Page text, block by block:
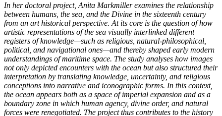
In her doctoral project, Anita Markmiller examines the relationship
between humans, the sea, and the Divine in the sixteenth century
from an art historical perspective. At its core is the question of how
artistic representations of the sea visually interlinked different
registers of knowledge—such as religious, natural-philosophical,
political, and navigational ones—and thereby shaped early modern
understandings of maritime space. The study analyses how images
not only depicted encounters with the ocean but also structured their
interpretation by translating knowledge, uncertainty, and religious
conceptions into narrative and iconographic forms. In this context,
the ocean appears both as a space of imperial expansion and as a
boundary zone in which human agency, divine order, and natural
forces were renegotiated. The project thus contributes to the history